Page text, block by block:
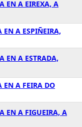
EN A EIREXA, A
EN A ESPIÑEIRA,
EN A ESTRADA,
EN A FEIRA DO
EN A FIGUEIRA, A